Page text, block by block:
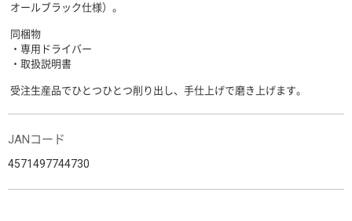
オールブラック仕様）。
同梱物
・専用ドライバー
・取扱説明書
受注生産品でひとつひとつ削り出し、手仕上げで磨き上げます。
JANコード
4571497744730